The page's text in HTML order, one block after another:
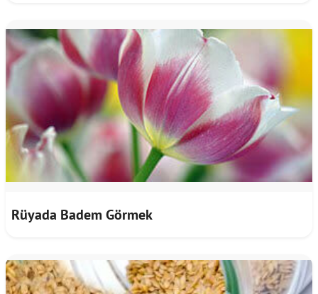
Rüyada Badem Görmek